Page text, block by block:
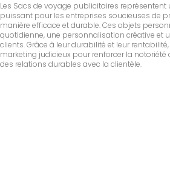
Les Sacs de voyage publicitaires
puissant pour les entreprises soucieuses de
manière efficace et durable. Ces objets
quotidienne, une personnalisation créative et
clients. Grâce à leur durabilité et leur
marketing judicieux pour renforcer la
des relations durables avec la clientèle.